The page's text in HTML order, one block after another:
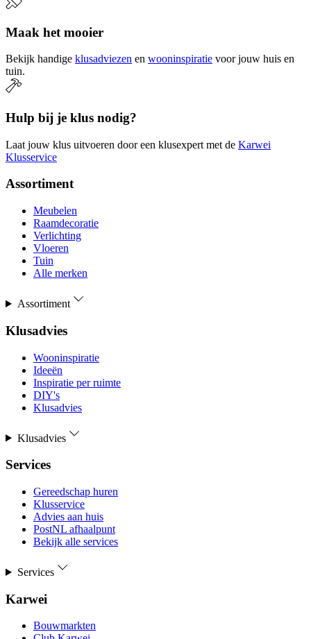
Maak het mooier
Bekijk handige klusadviezen en wooninspiratie voor jouw huis en
tuin.
Hulp bij je klus nodig?
Laat jouw klus uitvoeren door een klusexpert met de Karwei
Klusservice
Assortiment
Meubelen
Raamdecoratie
Verlichting
Vloeren
Tuin
Alle merken
Assortiment
Klusadvies
Wooninspiratie
Ideeën
Inspiratie per ruimte
DIY's
Klusadvies
Klusadvies
Services
Gereedschap huren
Klusservice
Advies aan huis
PostNL afhaalpunt
Bekijk alle services
Services
Karwei
Bouwmarkten